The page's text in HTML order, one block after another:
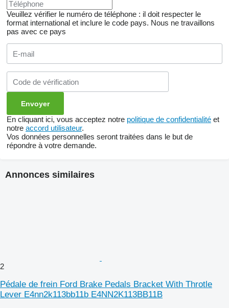
Veuillez vérifier le numéro de téléphone : il doit respecter le
format international et inclure le code pays. Nous ne travaillons
pas avec ce pays
En cliquant ici, vous acceptez notre politique de confidentialité et
notre accord utilisateur.
Vos données personnelles seront traitées dans le but de
répondre à votre demande.
Annonces similaires
2
Pédale de frein Ford Brake Pedals Bracket With Throtle
Lever E4nn2k113bb11b E4NN2K113BB11B